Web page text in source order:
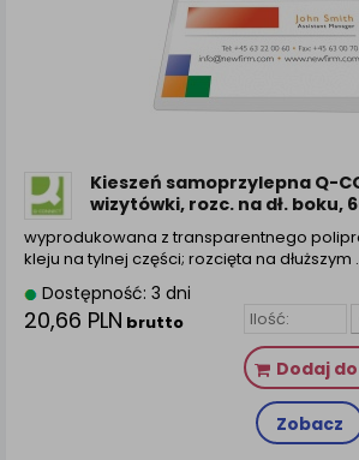
Kieszeń samoprzylepna Q-
wizytówki, rozc. na dł. boku,
wyprodukowana z transparentnego
kleju na tylnej części; rozcięta na dłuższym
Dostępność: 3 dni
20,66 PLN brutto
Dodaj
Zobacz